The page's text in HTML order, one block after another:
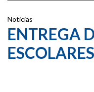
Noticias
ENTREGA